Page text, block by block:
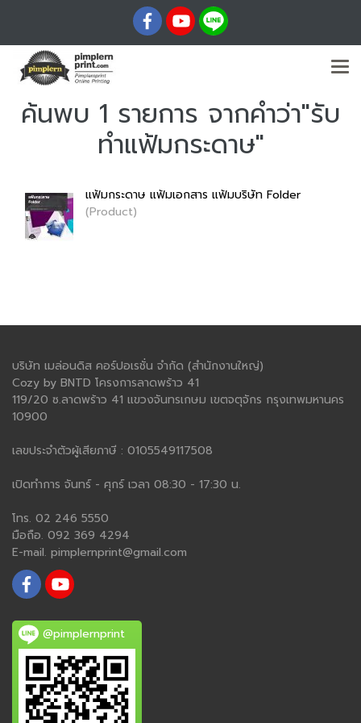
ค้นพบ 1 รายการ จากคำว่า"รับ
ทำแฟ้มกระดาษ"
แฟ้มกระดาษ แฟ้มเอกสาร แฟ้มบริษัท Folder
(Product)
บริษัท เมล่อนดิส คอร์ปอเรชั่น จำกัด (สำนักงานใหญ่)
Cozy by BNTD โครงการลาดพร้าว 41
119/20 ซ.ลาดพร้าว 41 แขวงจันทรเกษม เขตจตุจักร กรุงเทพมหานคร
10900
เลขประจำตัวผู้เสียภาษี : 0105549117508
เปิดทำการ จันทร์ - ศุกร์ เวลา 08:30 - 17:30 น.
โทร. 02 246 5550
มือถือ. 092 369 4294
E-mail. pimplernprint@gmail.com
@pimplernprint